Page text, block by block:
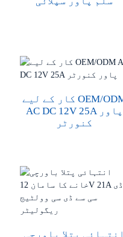
کار کے لیے OEM/ODM
AC DC 12V 25A پاور
کنورٹر
انتہائی پتلا باورچی